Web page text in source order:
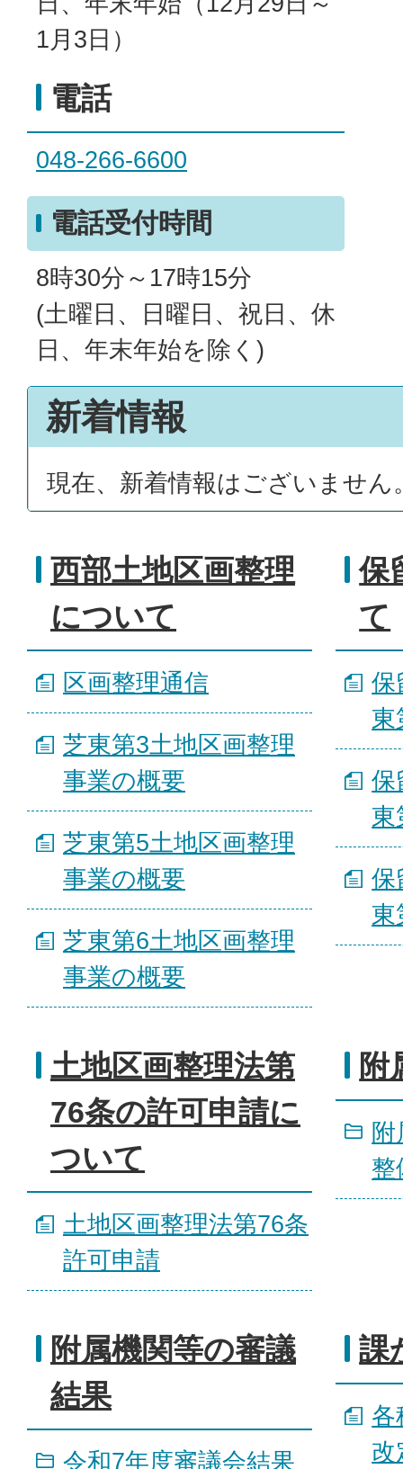
1月3日）
電話
048-266-6600
電話受付時間
8時30分～17時15分
(土曜日、日曜日、祝日、休
日、年末年始を除く)
新着情報
現在、新着情報はございません
西部土地区画整理
について
区画整理通信
芝東第3土地区画整理
事業の概要
芝東第5土地区画整理
事業の概要
芝東第6土地区画整理
事業の概要
保
て
保
東
保
東
保
東
土地区画整理法第
76条の許可申請に
ついて
土地区画整理法第76条
許可申請
附
整
附属機関等の審議
結果
令和7年度審議会結果
課
各
改